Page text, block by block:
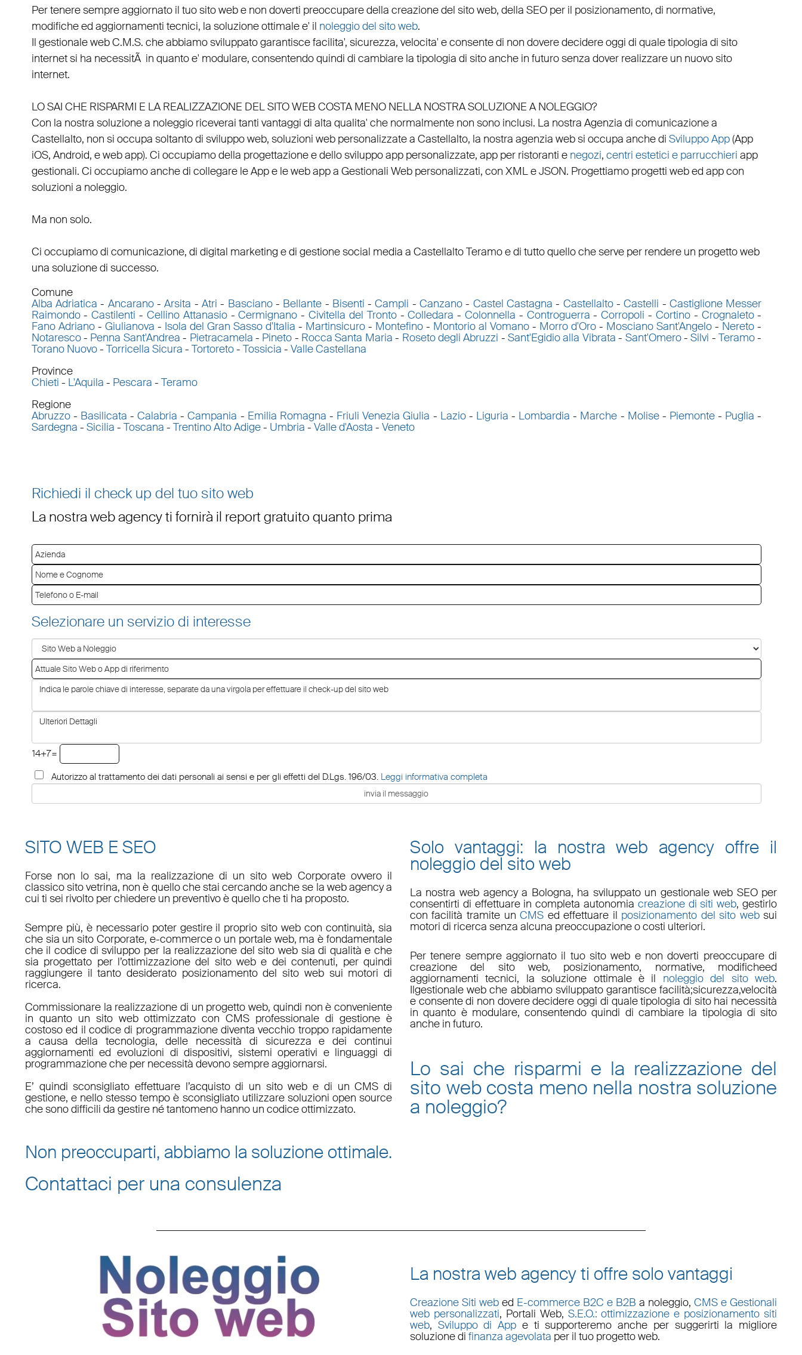
Per tenere sempre aggiornato il tuo sito web e non doverti preoccupare della creazione del sito web, della SEOper il posizionamento, di normative,
modifiche ed aggiornamenti tecnici, la soluzione ottimale e' il noleggio del sito web.
Il gestionale web C.M.S. che abbiamo sviluppato garantiscefacilita', sicurezza, velocita' e consente di non dovere decidere oggi di quale tipologia di sito
internet si ha necessitÃ in quanto e' modulare, consentendo quindi di cambiare la tipologia di sito anche in futuro senza dover realizzare un nuovo sito
internet.
LO SAI CHE RISPARMI E LA REALIZZAZIONE DEL SITO WEB COSTA MENO NELLA NOSTRA SOLUZIONE A NOLEGGIO?
Con la nostra soluzione a noleggio riceverai tanti vantaggi di alta qualita' che normalmente non sono inclusi. La nostra Agenzia di comunicazione a
Castellalto, non si occupa soltanto di sviluppo web, soluzioni web personalizzate a Castellalto, la nostra agenzia websi occupa anche di Sviluppo App(App
iOS, Android, eweb app). Ci occupiamo della progettazionee dellosviluppo app personalizzate, app per ristoranti e negozi, centri estetici e parrucchieri app
gestionali. Ci occupiamo anche di collegareleAppe leweb appa Gestionali Web personalizzati, con XMLeJSON. Progettiamo progetti webed appcon
soluzioni a noleggio.
Ma non solo.
Ci occupiamo di comunicazione, di digital marketing e di gestione social media a CastellaltoTeramo e di tutto quello che serve per rendere un progetto web
una soluzione di successo.
Comune
Alba Adriatica - Ancarano-Arsita - Atri - Basciano- Bellante - Bisenti -Campli -Canzano - Castel Castagna - Castellalto-Castelli -Castiglione Messer
Raimondo-Castilenti - Cellino Attanasio-Cermignano -Civitella del Tronto-Colledara - Colonnella - Controguerra -Corropoli - Cortino- Crognaleto-
Fano Adriano- Giulianova - Isola del Gran Sasso d'Italia - Martinsicuro - Montefino - Montorio al Vomano - Morro d'Oro - Mosciano Sant'Angelo - Nereto -
Notaresco- Penna Sant'Andrea - Pietracamela - Pineto - Rocca Santa Maria - Roseto degli Abruzzi -Sant'Egidio alla Vibrata - Sant'Omero-Silvi -Teramo-
Torano Nuovo- Torricella Sicura - Tortoreto- Tossicia - Valle Castellana
Province
Chieti - L'Aquila - Pescara - Teramo
Regione
Abruzzo- Basilicata -Calabria -Campania - Emilia Romagna - Friuli Venezia Giulia - Lazio- Liguria - Lombardia - Marche - Molise- Piemonte - Puglia -
Sardegna - Sicilia - Toscana - Trentino Alto Adige- Umbria - Valle d'Aosta - Veneto
Richiedi il check up del tuo sito web
La nostra web agency ti fornirà il report gratuito quanto prima
Selezionare un servizio di interesse
14+7=
Autorizzo al trattamento dei dati personali ai sensi e per gli effetti del D.Lgs. 196/03. Leggi informativa completa
SITO WEB E SEO
Forse non lo sai, ma la realizzazione di un sito web Corporate ovvero il
classico sito vetrina, non è quello che stai cercando anche se la web agency a
cui ti sei rivolto per chiedere un preventivo è quello che ti ha proposto.
Sempre più, è necessario poter gestire il proprio sito web con continuità, sia
che sia un sito Corporate, e-commerce o un portale web, ma è fondamentale
che il codice di sviluppo per la realizzazione del sito web sia di qualità e che
sia progettato per l’ottimizzazione del sito web e dei contenuti, per quindi
raggiungere il tanto desiderato posizionamento del sito web sui motori di
ricerca.
Commissionare la realizzazione di un progetto web, quindi non è conveniente
in quanto un sito web ottimizzato con CMS professionale di gestione è
costoso ed il codice di programmazione diventa vecchio troppo rapidamente
a causa della tecnologia, delle necessità di sicurezza e dei continui
aggiornamenti ed evoluzioni di dispositivi, sistemi operativi e linguaggi di
programmazione che per necessità devono sempre aggiornarsi.
E’ quindi sconsigliato effettuare l’acquisto di un sito web e di un CMS di
gestione, e nello stesso tempo è sconsigliato utilizzare soluzioni open source
che sono difficili da gestire né tantomeno hanno un codice ottimizzato.
Non preoccuparti, abbiamo la soluzione ottimale.
Contattaci per una consulenza
Solo vantaggi: la nostra web agency offre il
noleggio del sito web
La nostraweb agency a Bologna, ha sviluppato un gestionale web SEOper
consentirti di effettuare in completa autonomia creazione di siti web, gestirlo
con facilità tramite unCMS ed effettuare il posizionamento del sito websui
motori di ricerca senza alcuna preoccupazione o costi ulteriori.
Per tenere sempre aggiornato il tuo sito web e non doverti preoccupare di
creazione del sito web, posizionamento, normative, modificheed
aggiornamenti tecnici, la soluzione ottimale è il noleggio del sito web.
Ilgestionale webche abbiamo sviluppato garantiscefacilità;sicurezza,velocità
e consente di non dovere decidere oggi di quale tipologia di sito hai necessità
in quanto è modulare, consentendo quindi di cambiare la tipologia di sito
anche in futuro.
Lo sai che risparmi e la realizzazione del
sito webcosta meno nella nostra soluzione
a noleggio?
La nostra web agency ti offre solo vantaggi
Creazione Siti web ed E-commerce B2C e B2B a noleggio,CMS e Gestionali
web personalizzati, Portali Web, S.E.O.: ottimizzazione e posizionamento siti
web, Sviluppo di App e ti supporteremo anche per suggerirti la migliore
soluzione di finanza agevolata per il tuo progetto web.